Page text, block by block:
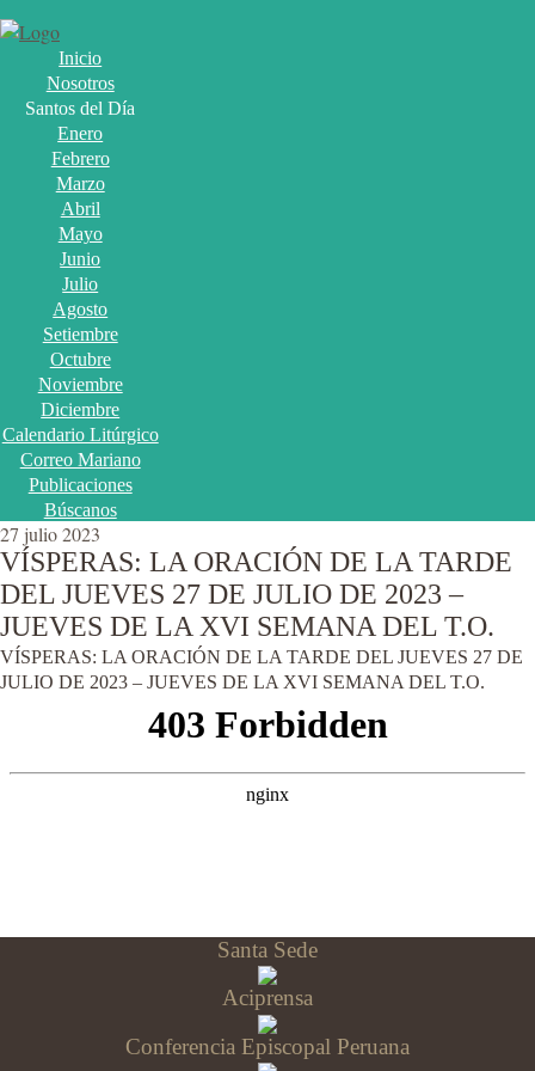
Inicio
Nosotros
Santos del Día
Enero
Febrero
Marzo
Abril
Mayo
Junio
Julio
Agosto
Setiembre
Octubre
Noviembre
Diciembre
Calendario Litúrgico
Correo Mariano
Publicaciones
Búscanos
27 julio 2023
VÍSPERAS: LA ORACIÓN DE LA TARDE
DEL JUEVES 27 DE JULIO DE 2023 –
JUEVES DE LA XVI SEMANA DEL T.O.
VÍSPERAS: LA ORACIÓN DE LA TARDE DEL JUEVES 27 DE
JULIO DE 2023 – JUEVES DE LA XVI SEMANA DEL T.O.
Santa Sede
Aciprensa
Conferencia Episcopal Peruana